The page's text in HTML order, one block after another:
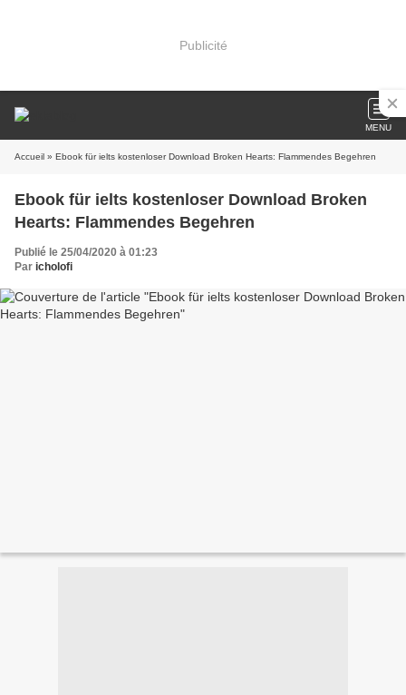
Publicité
MENU
Accueil » Ebook für ielts kostenloser Download Broken Hearts: Flammendes Begehren
Ebook für ielts kostenloser Download Broken
Hearts: Flammendes Begehren
Publié le 25/04/2020 à 01:23
Par icholofi